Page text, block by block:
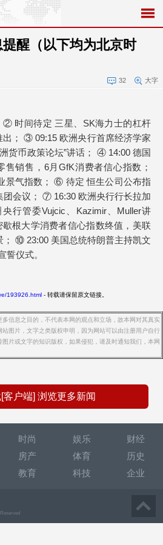
醒（以下均为北京时
32 大字
时间待定 三星、SK海力士的杠杆
出； ③ 09:15 欧洲央行首席经济学家
货币政策论坛”讲话； ④ 14:00 德国
售销售，6月GfK消费者信心指数；
景气指数； ⑥ 待定 恒生公司公布指
团会议； ⑦ 16:30 欧洲央行行长拉加
行管委Vujcic、Kazimir、Muller讲
根大学消费者信心指数终值，美联
； ⑩ 23:00 美国总统特朗普主持凯文
誓仪式。
193926.html - 转载请保留原文链接。
信息之目的，不代表本网的观点和立场，故本网对其真实
图片，文字之类版权申明，因为网站可以由注册用户自行
图片或文字的知识版权，如果侵犯，请及时通知我们，本网
客户端] 浏览更多新闻
时尚 娱乐
财经
房产 体育
历史
教育 科技 企业